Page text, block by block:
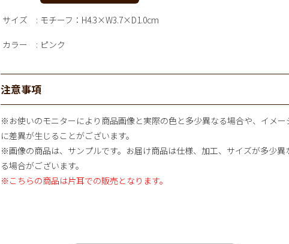
サイズ モチーフ：H4.3×W3.7×D1.0cm
カラー ピンク
注意事項
※お使いのモニターにより商品画像と実際の色と多少異なる場合や、イメー
に差異が生じることがございます。
※画像の商品は、サンプルです。お届け商品は仕様、加工、サイズが多少異
る場合がございます。
※こちらの商品は片耳での販売となります。